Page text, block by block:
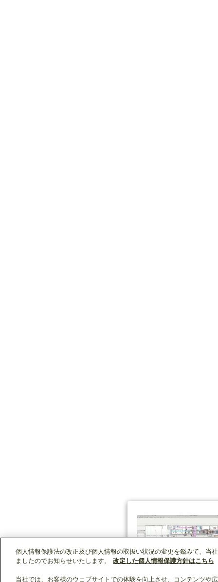
個人情報保護法の改正及び個人情報の取扱い状況の変更を鑑みて、当
ましたのでお知らせいたします。
改定した個人情報保護方針はこちら
当社では、お客様のウェブサイトでの体験を向上させ、コンテンツや